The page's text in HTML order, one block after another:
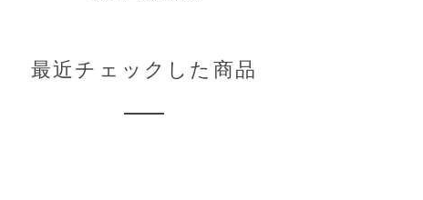
最近チェックした商品